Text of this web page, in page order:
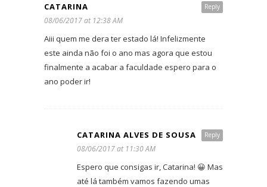
Reply
CATARINA
08/06/2017 at 12:38 AM
Aiii quem me dera ter estado lá! Infelizmente
este ainda não foi o ano mas agora que estou
finalmente a acabar a faculdade espero para o
ano poder ir!
Reply
CATARINA ALVES DE SOUSA
08/06/2017 at 11:30 AM
Espero que consigas ir, Catarina! 😀 Mas
até lá também vamos fazendo umas